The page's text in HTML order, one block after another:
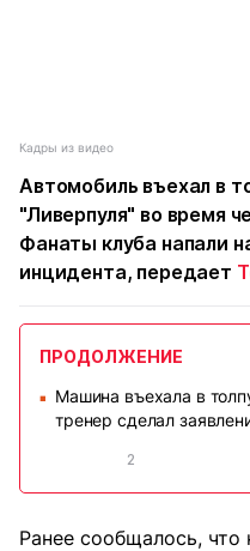
Кадры из видео
Автомобиль въехал в
"Ливерпуля" во время
Фанаты клуба напали
инцидента, передает
ПРОДОЛЖЕНИЕ
■
Машина въехала в
тренер сделал
2
Ранее сообщалось, что